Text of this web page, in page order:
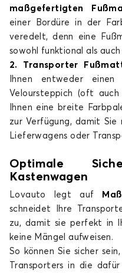
maßgefertigten
einer Bordüre in der
veredelt, denn eine
sowohl funktional als auch
2. Transporter
Ihnen entweder
Veloursteppich (oft
Ihnen eine breite
zur Verfügung, damit
Lieferwagens oder
Optimale
Kastenwagen
Lovauto legt auf
schneidet Ihre
zu, damit sie perfekt in
keine Mängel aufweisen.
So können Sie sicher
Transporters in die